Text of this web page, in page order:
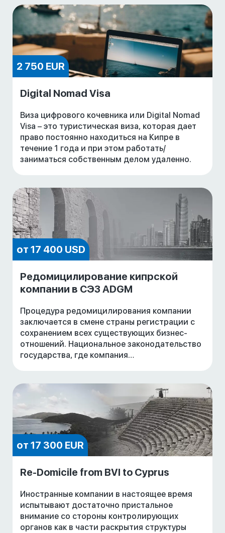
2 750 EUR
Digital Nomad Visa
Виза цифрового кочевника или Digital Nomad
Visa – это туристическая виза, которая дает
право постоянно находиться на Кипре в
течение 1 года и при этом работать/
заниматься собственным делом удаленно.
от 17 400 USD
Редомицилирование кипрской
компании в СЭЗ ADGM
Процедура редомицилирования компании
заключается в смене страны регистрации с
сохранением всех существующих бизнес-
отношений. Национальное законодательство
государства, где компания
от 17 300 EUR
Re-Domicile from BVI to Cyprus
Иностранные компании в настоящее время
испытывают достаточно пристальное
внимание со стороны контролирующих
органов как в части раскрытия структуры